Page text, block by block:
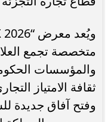
متخصصة تجمع
والمؤسسات
ثقافة الامتياز
وفتح آفاق جديدة